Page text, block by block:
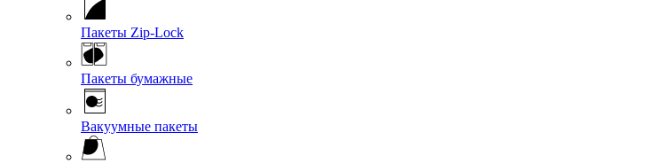
Пакеты Zip-Lock
Пакеты бумажные
Вакуумные пакеты